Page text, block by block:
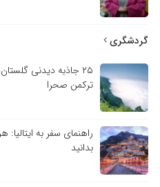
گردشگری
۲۵ جاذبه دیدنی
ترکمن صحرا
راهنمای سفر به
بدانید